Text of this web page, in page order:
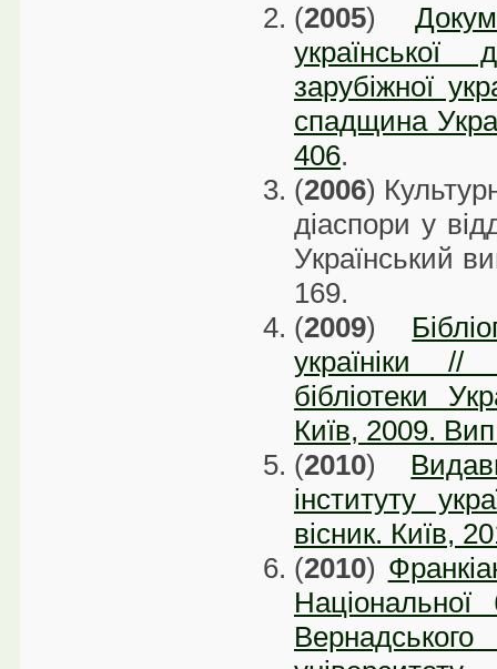
(2005)
зарубіжної
спадщина
406.
(2006)
діаспори у
Український
169.
(2009)
україніки //
бібліотеки
Київ, 2009.
(2010)
інституту
вісник. Київ,
(2010)